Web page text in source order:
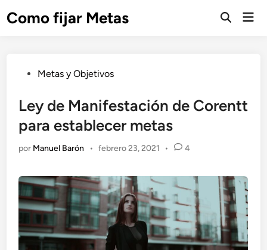
Como fijar Metas
Abrir
Publicado
Metas y Objetivos
Ley de Manifestación de Corentt
para establecer metas
por Manuel Barón • febrero 23, 2021 • 4